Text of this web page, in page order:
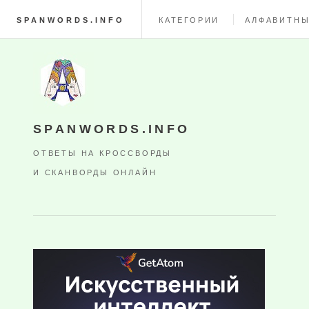
SPANWORDS.INFO КАТЕГОРИИ
SPANWORDS.INFO
ОТВЕТЫ НА КРОССВОРДЫ
И СКАНВОРДЫ ОНЛАЙН